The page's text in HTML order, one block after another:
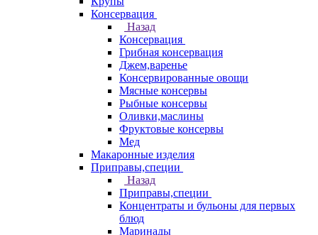
Консервация
Назад
Консервация
Грибная консервация
Джем,варенье
Консервированные овощи
Мясные консервы
Рыбные консервы
Оливки,маслины
Фруктовые консервы
Мед
Макаронные изделия
Приправы,специи
Назад
Приправы,специи
Концентраты и бульоны для первых
блюд
Маринады